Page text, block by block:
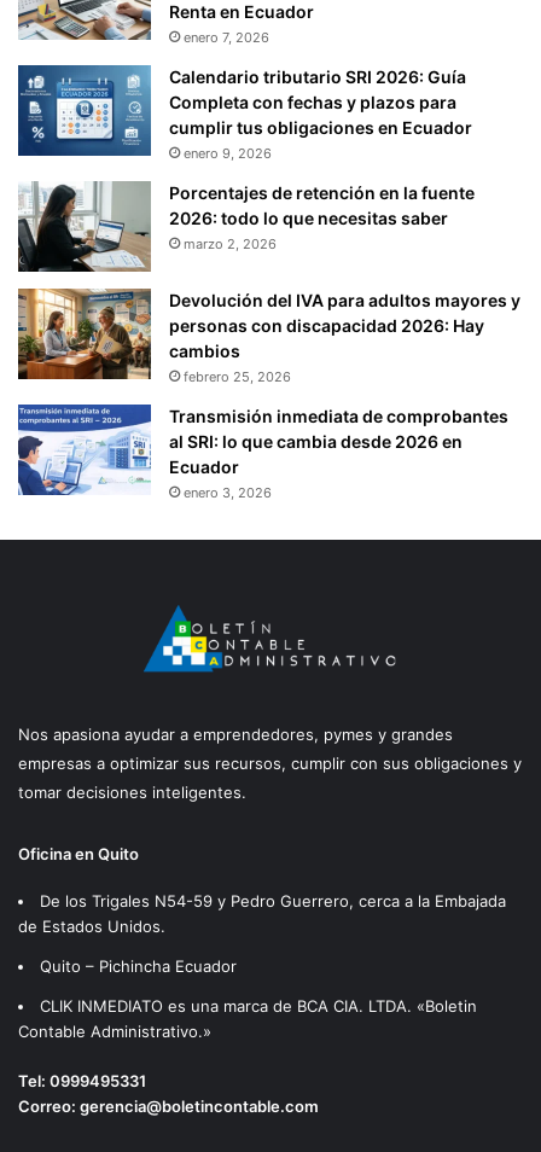
Renta en Ecuador
enero 7, 2026
Calendario tributario SRI 2026: Guía
Completa con fechas y plazos para
cumplir tus obligaciones en Ecuador
enero 9, 2026
Porcentajes de retención en la fuente
2026: todo lo que necesitas saber
marzo 2, 2026
Devolución del IVA para adultos mayores y
personas con discapacidad 2026: Hay
cambios
febrero 25, 2026
Transmisión inmediata de comprobantes
al SRI: lo que cambia desde 2026 en
Ecuador
enero 3, 2026
Nos apasiona ayudar a emprendedores, pymes y grandes
empresas a optimizar sus recursos, cumplir con sus obligaciones y
tomar decisiones inteligentes.
Oficina en Quito
De los Trigales N54-59 y Pedro Guerrero, cerca a la Embajada
de Estados Unidos.
Quito – Pichincha Ecuador
CLIK INMEDIATO es una marca de BCA CIA. LTDA. «Boletin
Contable Administrativo.»
Tel: 0999495331
Correo: gerencia@boletincontable.com